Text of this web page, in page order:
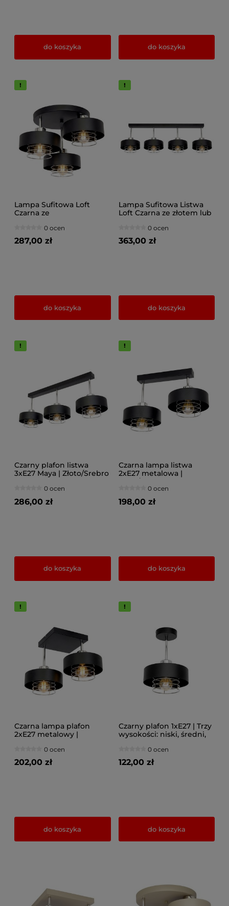
do koszyka do koszyka
Lampa Sufitowa Loft
Czarna ze
Punktowa Okrągła z
Drucianym Kloszem
0 ocen
287,00 zł
do koszyka
Lampa Sufitowa Listwa
Loft Czarna ze złotem lub
Punktowa nad Stó
0 ocen
363,00 zł
do koszyka
Czarny plafon listwa
3xE27 Maya | Złoto/Srebro
0 ocen
286,00 zł
do koszyka
Czarna lampa listwa
2xE27 metalowa |
Złoto/Srebro | Lampa
sufitowa do sypialni i
salonu | Polska produkcja
0 ocen
198,00 zł
do koszyka
Czarna lampa plafon
2xE27 metalowy |
sufitowa do sypialni i
salonu | Polska produkcja
0 ocen
202,00 zł
do koszyka
Czarny plafon 1xE27 | Trzy
wysokości: niski, średni,
Lampa sufitowa z Polski
0 ocen
122,00 zł
do koszyka